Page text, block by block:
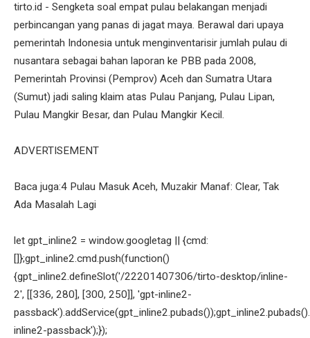
tirto.id - Sengketa soal empat pulau belakangan menjadi
perbincangan yang panas di jagat maya. Berawal dari upaya
pemerintah Indonesia untuk menginventarisir jumlah pulau di
nusantara sebagai bahan laporan ke PBB pada 2008,
Pemerintah Provinsi (Pemprov) Aceh dan Sumatra Utara
(Sumut) jadi saling klaim atas Pulau Panjang, Pulau Lipan,
Pulau Mangkir Besar, dan Pulau Mangkir Kecil.
ADVERTISEMENT
Baca juga:4 Pulau Masuk Aceh, Muzakir Manaf: Clear, Tak
Ada Masalah Lagi
let gpt_inline2 = window.googletag || {cmd:
[]};gpt_inline2.cmd.push(function()
{gpt_inline2.defineSlot('/22201407306/tirto-desktop/inline-
2', [[336, 280], [300, 250]], 'gpt-inline2-
inline2-passback');});